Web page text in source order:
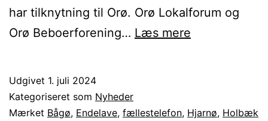
har tilknytning til Orø. Orø Lokalforum og
Orø Beboerforening… Læs mere
problemer
Udgivet 1. juli 2024
Kategoriseret som Nyheder
Mærket Bågø, Endelave, fællestelefon, Hjarnø, Holbæk